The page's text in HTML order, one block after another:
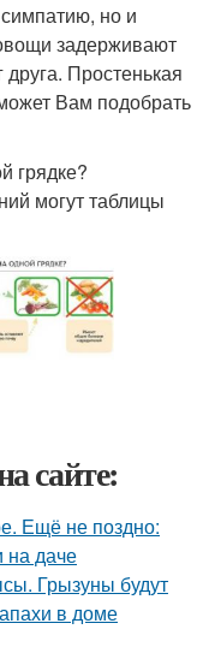
но и
задерживают
Простенькая
Вам подобрать
грядке?
могут таблицы
сайте:
Ещё не поздно:
на даче
Грызуны будут
в доме